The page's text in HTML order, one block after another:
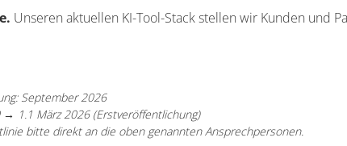
Unseren aktuellen KI-Tool-Stack stellen wir Kunden und
September 2026
1.1 März 2026 (Erstveröffentlichung)
bitte direkt an die oben genannten Ansprechpersonen.